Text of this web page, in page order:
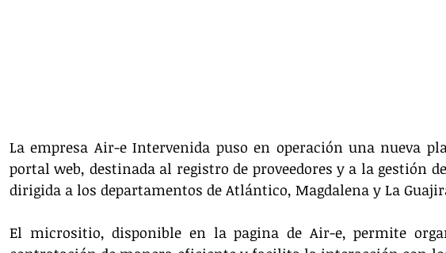
La empresa Air-e Intervenida puso en operación una nueva
portal web, destinada al registro de proveedores y a la gestión
dirigida a los departamentos de Atlántico, Magdalena y La
El micrositio, disponible en la pagina de Air-e, permite